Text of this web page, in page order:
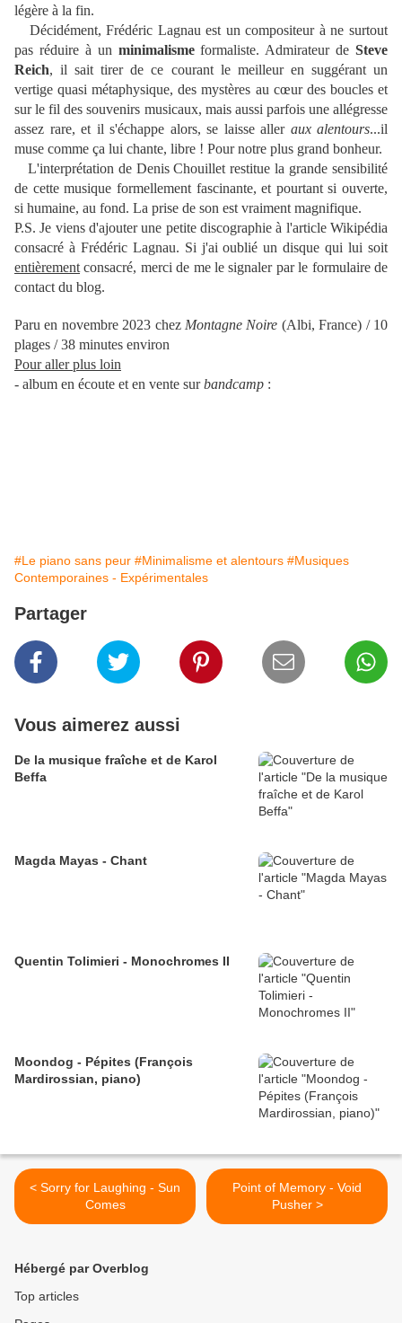
légère à la fin.
Décidément, Frédéric Lagnau est un compositeur à ne surtout
pas réduire à un minimalismeformaliste. Admirateur de Steve
Reich, il sait tirer de ce courant le meilleur en suggérant un
vertige quasi métaphysique, des mystères au cœur des boucles et
sur le fil des souvenirs musicaux, mais aussi parfois une allégresse
assez rare, et il s'échappe alors, se laisse aller aux alentours...il
muse comme ça lui chante, libre ! Pour notre plus grand bonheur.
L'interprétation de Denis Chouillet restitue la grande sensibilité
de cette musique formellement fascinante, et pourtant si ouverte,
si humaine, au fond. La prise de son est vraiment magnifique.
P.S. Je viens d'ajouter une petite discographie à l'article Wikipédia
consacré à Frédéric Lagnau. Si j'ai oublié un disque qui lui soit
entièrement consacré, merci de me le signaler par le formulaire de
contact du blog.
Paru en novembre 2023 chez Montagne Noire (Albi, France) / 10
plages / 38 minutes environ
Pour aller plus loin
- album en écoute et en vente surbandcamp :
#Le piano sans peur #Minimalisme et alentours #Musiques
Contemporaines - Expérimentales
Partager
Vous aimerez aussi
De la musique fraîche et de Karol
Beffa
Magda Mayas - Chant
Quentin Tolimieri - Monochromes II
Moondog - Pépites (François
Mardirossian, piano)
< Sorry for Laughing - Sun
Comes
Point of Memory - Void
Pusher >
Hébergé par Overblog
Top articles